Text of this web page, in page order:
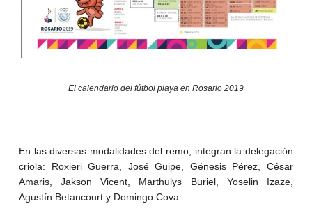
El calendario del fútbol playa en Rosario 2019
En las diversas modalidades del remo, integran la delegación
criola: Roxieri Guerra, José Guipe, Génesis Pérez, César
Amaris, Jakson Vicent, Marthulys Buriel, Yoselin Izaze,
Agustín Betancourt y Domingo Cova.